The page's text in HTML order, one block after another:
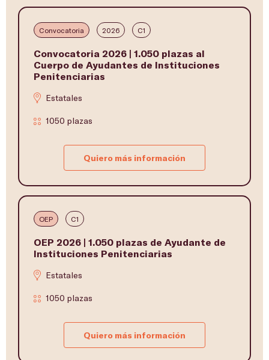
Convocatoria 2026 C1
Convocatoria 2026 | 1.050 plazas al
Cuerpo de Ayudantes de Instituciones
Penitenciarias
Estatales
1050 plazas
Quiero más información
OEP C1
OEP 2026 | 1.050 plazas de Ayudante de
Instituciones Penitenciarias
Estatales
1050 plazas
Quiero más información